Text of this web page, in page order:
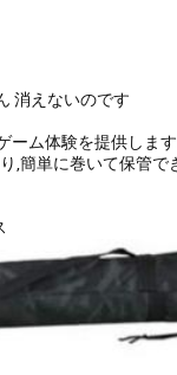
消えないのです
ーム体験を提供しま
,簡単に巻いて保管で